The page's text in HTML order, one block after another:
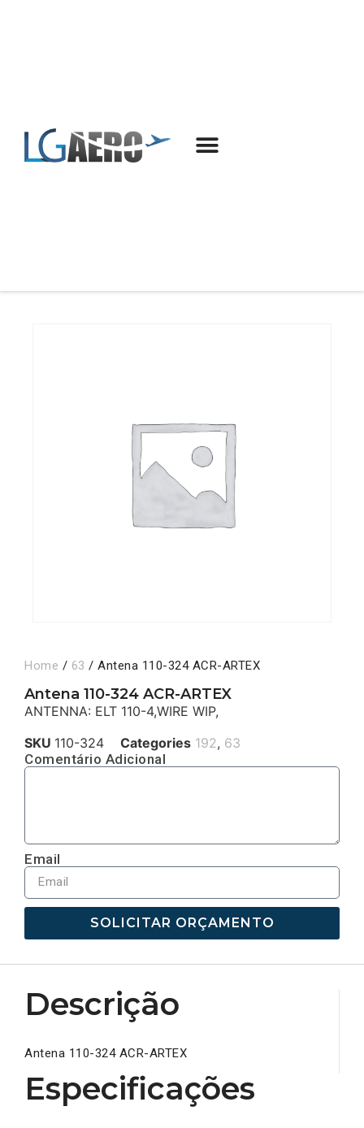
Home / 63 / Antena 110-324 ACR-ARTEX
Antena 110-324 ACR-ARTEX
ANTENNA: ELT 110-4,WIRE WIP,
SKU 110-324 Categories 192, 63
Comentário Adicional
Email
SOLICITAR ORÇAMENTO
Descrição
Antena 110-324 ACR-ARTEX
Especificações